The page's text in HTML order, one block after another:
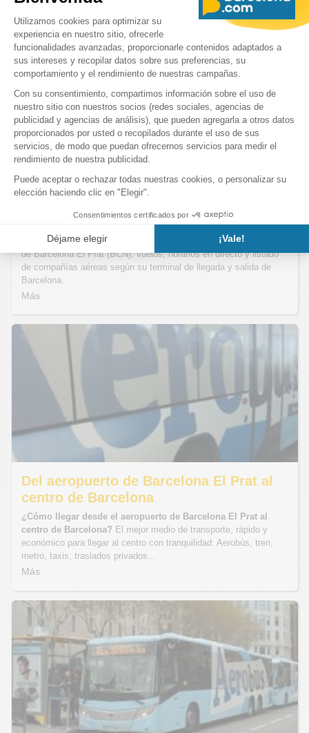
aeropuerto de Barcelona
Llegadas y salidas desde las terminales T1 y T2del aeropuerto
de Barcelona El Prat (BCN), vuelos, horarios en directo y listado
de compañías aéreas según su terminal de llegada y salida de
Barcelona.
Más
Del aeropuerto de Barcelona El Prat al
centro de Barcelona
¿Cómo llegar desde el aeropuerto de Barcelona El Prat al
centro de Barcelona? El mejor medio de transporte, rápido y
económico para llegar al centro con tranquilidad: Aerobús, tren,
metro, taxis, traslados privados...
Más